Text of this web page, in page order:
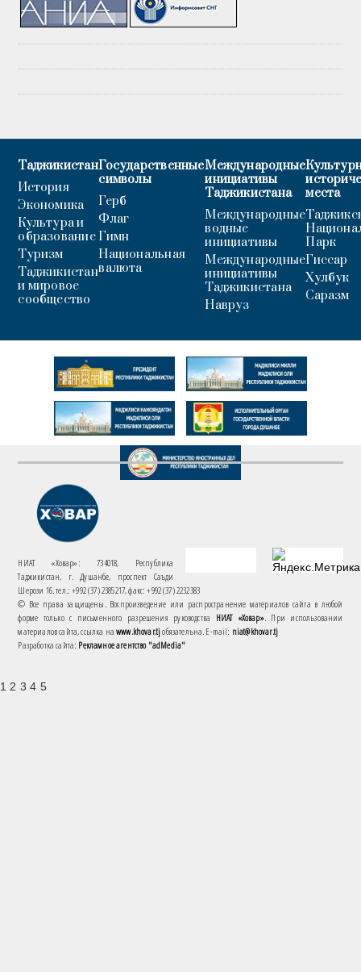
Таджикистан
История
Экономика
Культура и
образование
Туризм
Таджикистан
и мировое
сообщество
Государственные
символы
Герб
Флаг
Гимн
Национальная
валюта
Международные
инициативы
Таджикистана
Международные
водные
инициативы
Международные
инициативы
Таджикистана
Навруз
места
Парк
Гиссар
Хулбук
Саразм
НИАТ «Ховар»: 734018, Республика
Таджикистан, г. Душанбе, проспект Саъди
Шерози 16. тел.: +992 (37) 2385217, факс: +992 (37) 2232383
© Все права защищены. Воспроизведение или распространение материалов сайта в любой
форме только с письменного разрешения руководства НИАТ «Ховар». При использовании
материалов сайта, ссылка наwww.khovar.tjобязательна. E-mail: niat@khovar.tj
Разработка сайта: Рекламное агентство "adMedia"
1 2 3 4 5